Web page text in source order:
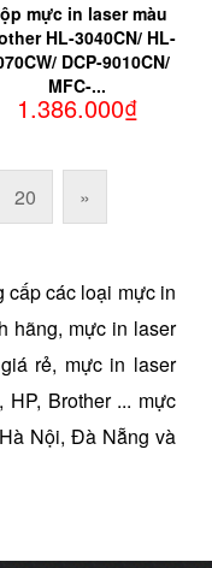
mực in laser màu
HL-3040CN/ HL-
DCP-9010CN/
MFC-...
1.386.000₫
20 »
cấp các loại mực in
hãng, mực in laser
rẻ, mực in laser
Brother ... mực
Nội, Đà Nẵng và